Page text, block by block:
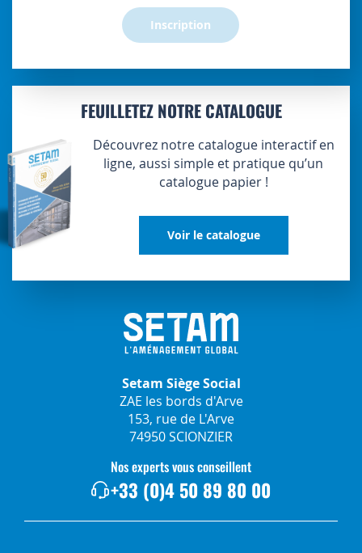
Inscription
FEUILLETEZ NOTRE CATALOGUE
Découvrez notre catalogue interactif en
ligne, aussi simple et pratique qu’un
catalogue papier !
Voir le catalogue
Setam Siège Social
ZAE les bords d'Arve
153, rue de L'Arve
74950 SCIONZIER
Nos experts vous conseillent
+33 (0)4 50 89 80 00